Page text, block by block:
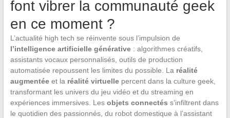
font vibrer la communauté geek
en ce moment ?
L’actualité high tech se réinvente sous l’impulsion de
l’intelligence artificielle générative: algorithmes créatifs,
assistants vocaux personnalisés, outils de production
automatisée repoussent les limites du possible. La réalité
augmentéeet la réalité virtuellepercent dans la culture geek,
transformant les univers du jeu vidéo et du streaming en
expériences immersives. Les objets connectés s’infiltrent dans
le quotidien des passionnés, du robot domestique à l’assistant